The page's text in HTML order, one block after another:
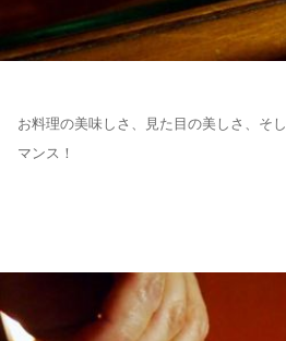
お料理の美味しさ、見た目の美しさ、そ
マンス！